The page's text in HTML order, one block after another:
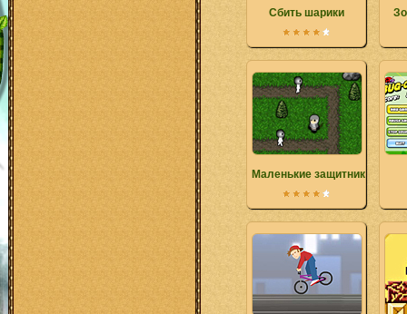
Сбить шарики
Маленькие защитники